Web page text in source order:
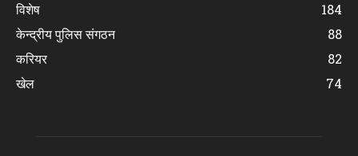
विशेष
184
केन्द्रीय पुलिस संगठन
88
करियर
82
खेल
74